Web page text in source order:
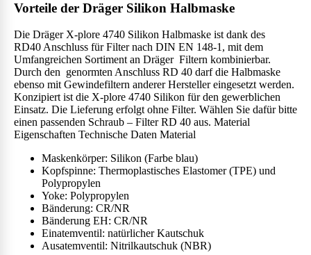
Vorteile der Dräger Silikon Halbmaske
Die Dräger X-plore 4740 Silikon Halbmaske ist dank des
RD40 Anschluss für Filter nach DIN EN 148-1, mit dem
Umfangreichen Sortiment an Dräger Filtern kombinierbar.
Durch den genormten Anschluss RD 40 darf die Halbmaske
ebenso mit Gewindefiltern anderer Hersteller eingesetzt werden.
Konzipiert ist die X-plore 4740 Silikon für den gewerblichen
Einsatz. Die Lieferung erfolgt ohne Filter. Wählen Sie dafür bitte
einen passenden Schraub – Filter RD 40 aus. Material
Eigenschaften Technische Daten Material
Maskenkörper: Silikon (Farbe blau)
Kopfspinne: Thermoplastisches Elastomer (TPE) und
Polypropylen
Yoke: Polypropylen
Bänderung: CR/NR
Bänderung EH: CR/NR
Einatemventil: natürlicher Kautschuk
Ausatemventil: Nitrilkautschuk (NBR)